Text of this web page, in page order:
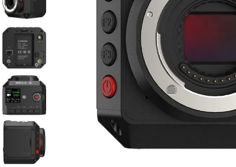
card memorie
dji mic mini
dji osmo
insta 360